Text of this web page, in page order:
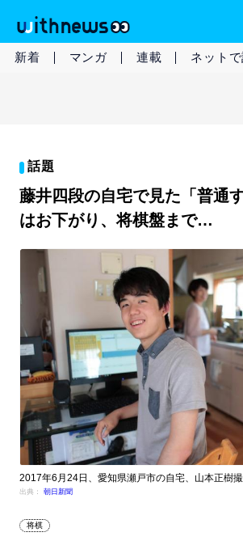
新着 マンガ 連載 ネットで
話題
藤井四段の自宅で見た「普通
はお下がり、将棋盤まで…
2017年6月24日、愛知県瀬戸市の自宅、山本正樹
出典： 朝日新聞
将棋